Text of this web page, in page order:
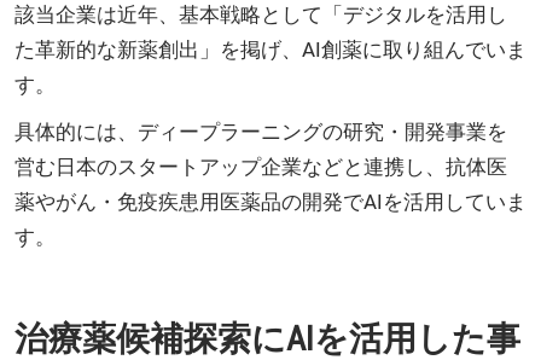
該当企業は近年、基本戦略として「デジタルを活用し
た革新的な新薬創出」を掲げ、AI創薬に取り組んでいま
す。
具体的には、ディープラーニングの研究・開発事業を
営む日本のスタートアップ企業などと連携し、抗体医
薬やがん・免疫疾患用医薬品の開発でAIを活用していま
す。
治療薬候補探索にAIを活用した事